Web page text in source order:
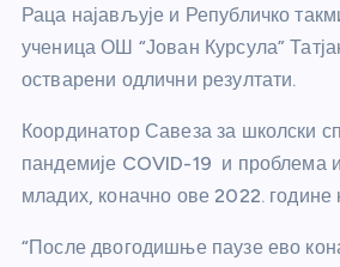
Раца најављује и Републичко
ученица ОШ “Јован Курсула”
остварени одлични резултати.
Координатор Савеза за школски
пандемије COVID-19 и проблема
младих, коначно ове 2022.
“После двогодишње паузе ево